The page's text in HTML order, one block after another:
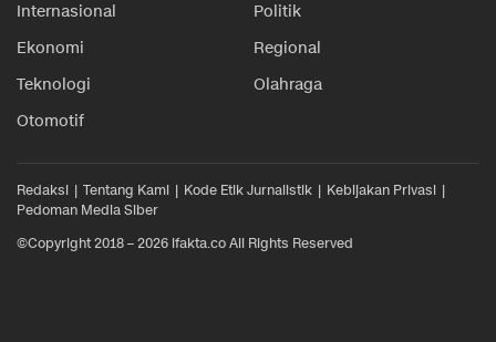
Internasional
Politik
Ekonomi
Regional
Teknologi
Olahraga
Otomotif
Redaksi Tentang Kami Kode Etik Jurnalistik
Kebijakan Privasi
Pedoman Media Siber
©Copyright 2018 – 2026 ifakta.co All Rights Reserved